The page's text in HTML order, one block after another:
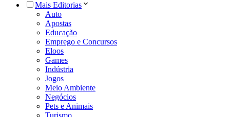
Mais Editorias
Auto
Apostas
Educação
Emprego e Concursos
Eloos
Games
Indústria
Jogos
Meio Ambiente
Negócios
Pets e Animais